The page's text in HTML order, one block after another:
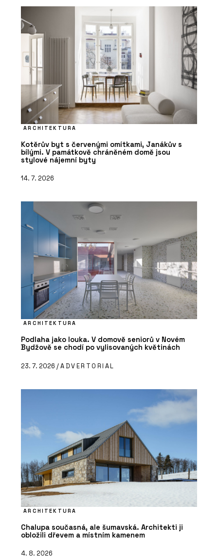
ARCHITEKTURA
Kotěrův byt s červenými omítkami, Janákův s
bílými. V památkově chráněném domě jsou
stylové nájemní byty
14. 7. 2026
ARCHITEKTURA
Podlaha jako louka. V domově seniorů v Novém
Bydžově se chodí po vylisovaných květinách
23. 7. 2026 /ADVERTORIAL
ARCHITEKTURA
Chalupa současná, ale šumavská. Architekti ji
obložili dřevem a místním kamenem
4. 8. 2026